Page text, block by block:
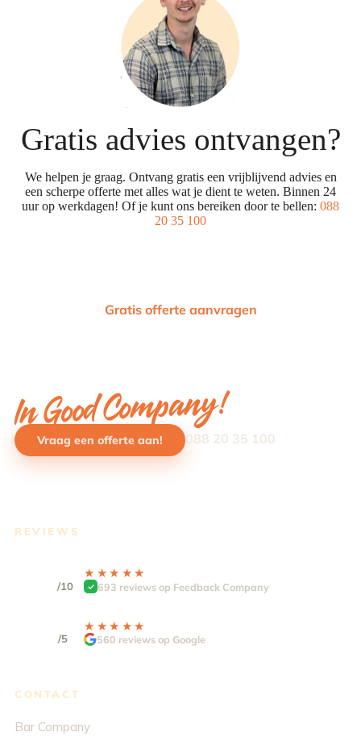
Gratis advies ontvangen?
We helpen je graag. Ontvang gratis een vrijblijvend advies en
een scherpe offerte met alles wat je dient te weten. Binnen 24
uur op werkdagen! Of je kunt ons bereiken door te bellen: 088
20 35 100
Gratis offerte aanvragen
In Good Company!
Vraag een offerte aan! 088 20 35 100
REVIEWS
/10
★★★★★
★★★★★
693 reviews op Feedback Company
/5
★★★★★
★★★★★
560 reviews op Google
CONTACT
Bar Company